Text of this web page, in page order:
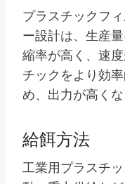
プラスチックフ
ー設計は、生産
縮率が高く、速
チックをより効
め、出力が高くな
給餌方法
工業用プラスチ